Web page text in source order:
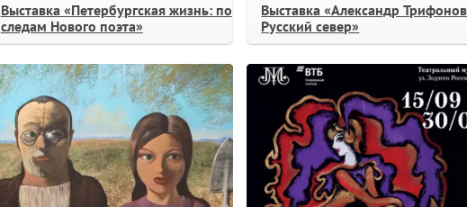
Выставка «Петербургская жизнь: по
следам Нового поэта»
Выставка «Александр
Русский север»